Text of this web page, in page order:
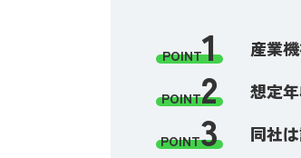
POINT1 産業
POINT2 想定
POINT3 同社